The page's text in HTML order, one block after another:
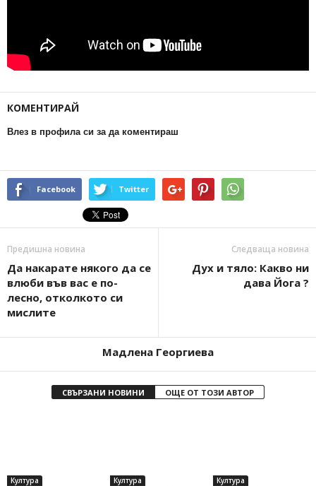
КОМЕНТИРАЙ
Влез в профила си за да коментираш
Facebook Twitter
Предишна новина
Да накарате някого да се
влюби във вас е по-
лесно, отколкото си
мислите
Следваща новина
Дух и тяло: Какво ни
дава Йога ?
Мадлена Георгиева
СВЪРЗАНИ НОВИНИ ОЩЕ ОТ ТОЗИ АВТОР
Култура Култура Култура